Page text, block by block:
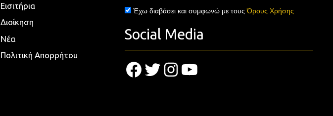
Εισιτήρια
Διοίκηση
Νέα
Πολιτική Απορρήτου
Έχω διαβάσει και συμφωνώ με τουςΌρους Χρήσης
Social Media
Facebook
TwitterInstagram
YouTube